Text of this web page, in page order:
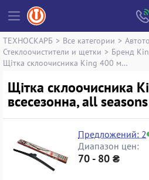
ТЕХНОСКАРБ > Все категории >
Стеклоочистители и щетки > Бренд
Щітка склоочисника King 400 мм, 16", всесезонна, all seasons
Щітка склоочисника
всесезонна, all
Предложений: 2
Диапазон цен:
70 - 80 ₴